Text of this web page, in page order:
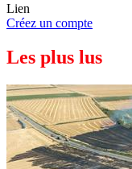
Lien
Créez un compte
Les plus lus